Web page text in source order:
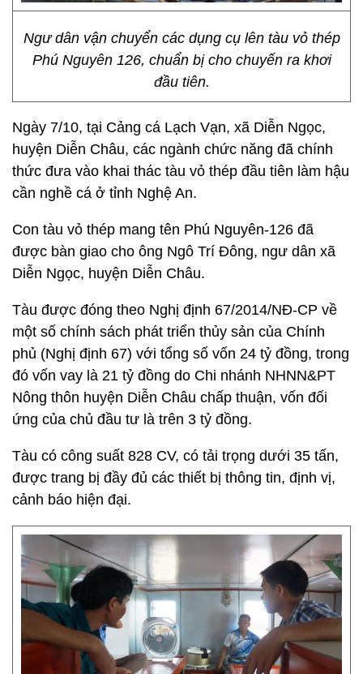
Ngư dân vận chuyển các dụng cụ lên tàu vỏ thép
Phú Nguyên 126, chuẩn bị cho chuyến ra khơi
đầu tiên.
Ngày 7/10, tại Cảng cá Lạch Vạn, xã Diễn Ngọc,
huyện Diễn Châu, các ngành chức năng đã chính
thức đưa vào khai thác tàu vỏ thép đầu tiên làm hậu
cần nghề cá ở tỉnh Nghệ An.
Con tàu vỏ thép mang tên Phú Nguyên-126 đã
được bàn giao cho ông Ngô Trí Đông, ngư dân xã
Diễn Ngọc, huyện Diễn Châu.
Tàu được đóng theo Nghị định 67/2014/NĐ-CP về
một số chính sách phát triển thủy sản của Chính
phủ (Nghị định 67) với tổng số vốn 24 tỷ đồng, trong
đó vốn vay là 21 tỷ đồng do Chi nhánh NHNN&PT
Nông thôn huyện Diễn Châu chấp thuận, vốn đối
ứng của chủ đầu tư là trên 3 tỷ đồng.
Tàu có công suất 828 CV, có tải trọng dưới 35 tấn,
được trang bị đầy đủ các thiết bị thông tin, định vị,
cảnh báo hiện đại.